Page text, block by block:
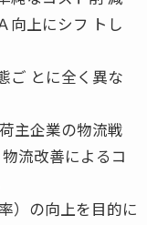
向上にシフ トし
ご とに全く異な
主企業の物流戦
流改善によるコ
）の向上を目的に